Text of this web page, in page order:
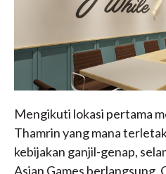
Mengikuti lokasi pertama
Thamrin yang mana
kebijakan ganjil-genap,
Asian Games berlangsung,